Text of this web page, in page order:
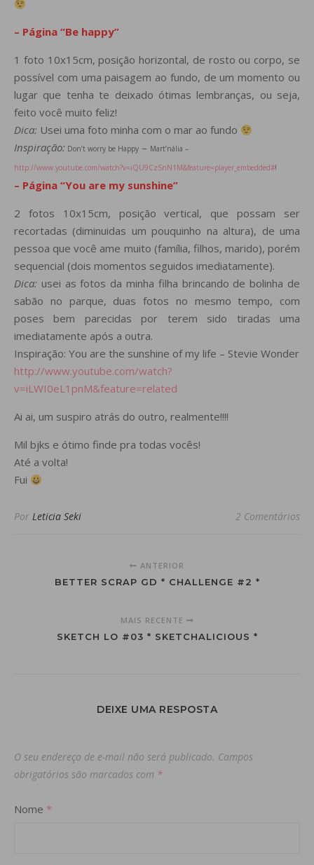
– Página “Be happy”
1 foto 10x15cm, posição horizontal, de rosto ou corpo, se
possível com uma paisagem ao fundo, de um momento ou
lugar que tenha te deixado ótimas lembranças, ou seja,
feito você muito feliz!
Dica: Usei uma foto minha com o mar ao fundo
Inspiração: Don’t worry be Happy – Mart’nália –
http://www.youtube.com/watch?v=iQU9CzSnN1M&feature=player_embedded#!
– Página “You are my sunshine”
2 fotos 10x15cm, posição vertical, que possam ser
recortadas (diminuidas um pouquinho na altura), de uma
pessoa que você ame muito (família, filhos, marido), porém
sequencial (dois momentos seguidos imediatamente).
Dica: usei as fotos da minha filha brincando de bolinha de
sabão no parque, duas fotos no mesmo tempo, com
poses bem parecidas por terem sido tiradas uma
imediatamente após a outra.
Inspiração: You are the sunshine of my life – Stevie Wonder
http://www.youtube.com/watch?
v=iLWI0eL1pnM&feature=related
Ai ai, um suspiro atrás do outro, realmente!!!!
Mil bjks e ótimo finde pra todas vocês!
Até a volta!
Fui
Por Leticia Seki 2 Comentários
ANTERIOR
BETTER SCRAP GD * CHALLENGE #2 *
MAIS RECENTE
SKETCH LO #03 * SKETCHALICIOUS *
DEIXE UMA RESPOSTA
O seu endereço de e-mail não será publicado. Campos
obrigatórios são marcados com *
Nome *